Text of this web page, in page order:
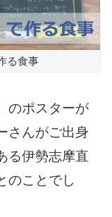
る食事
のポスターが
さんがご出身
る伊勢志摩直
のことでし